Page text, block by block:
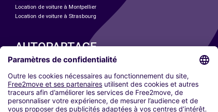
Location de voiture à Montpellier
Location de voiture à Strasbourg
AUTOPARTAGE
Paris
Madrid
Washington DC
Milan